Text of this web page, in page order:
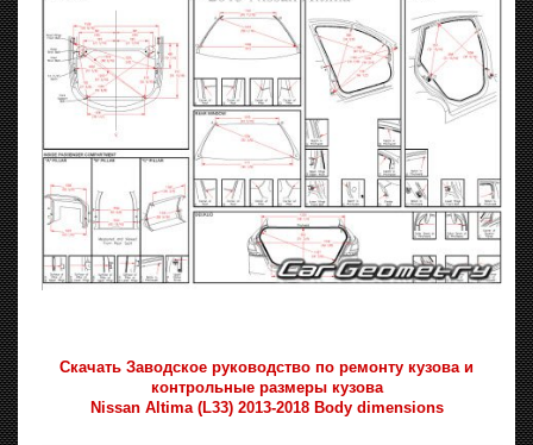
Скачать Заводское руководство по ремонту кузова и
контрольные размеры кузова
Nissan Altima (L33) 2013-2018 Body dimensions